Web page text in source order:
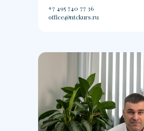
+7 495 740 77 36
office@ntckurs.ru